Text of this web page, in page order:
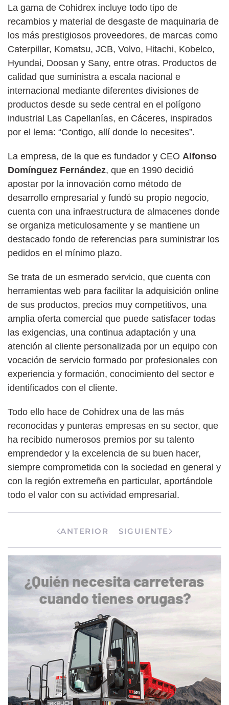
La gama de Cohidrex incluye todo tipo de
recambios y material de desgaste de maquinaria de
los más prestigiosos proveedores, de marcas como
Caterpillar, Komatsu, JCB, Volvo, Hitachi, Kobelco,
Hyundai, Doosan y Sany, entre otras. Productos de
calidad que suministra a escala nacional e
internacional mediante diferentes divisiones de
productos desde su sede central en el polígono
industrial Las Capellanías, en Cáceres, inspirados
por el lema: “Contigo, allí donde lo necesites”.
La empresa, de la que es fundador y CEO Alfonso
Domínguez Fernández, que en 1990 decidió
apostar por la innovación como método de
desarrollo empresarial y fundó su propio negocio,
cuenta con una infraestructura de almacenes donde
se organiza meticulosamente y se mantiene un
destacado fondo de referencias para suministrar los
pedidos en el mínimo plazo.
Se trata de un esmerado servicio, que cuenta con
herramientas web para facilitar la adquisición online
de sus productos, precios muy competitivos, una
amplia oferta comercial que puede satisfacer todas
las exigencias, una continua adaptación y una
atención al cliente personalizada por un equipo con
vocación de servicio formado por profesionales con
experiencia y formación, conocimiento del sector e
identificados con el cliente.
Todo ello hace de Cohidrex una de las más
reconocidas y punteras empresas en su sector, que
ha recibido numerosos premios por su talento
emprendedor y la excelencia de su buen hacer,
siempre comprometida con la sociedad en general y
con la región extremeña en particular, aportándole
todo el valor con su actividad empresarial.
ANTERIOR SIGUIENTE